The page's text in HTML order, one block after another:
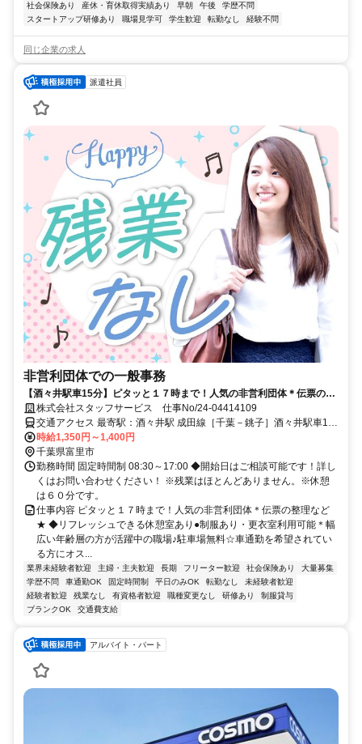
社会保険あり
産休・育休取得実績あり 早朝 午後
学歴不問
スタートアップ研修あり
職場見学可 学生歓迎 転勤なし 経験不問
同じ企業の求人
派遣社員
非営利団体での一般事務
【酒々井駅車15分】ピタッと１７時まで！人気の非営利団体＊伝票の整
理など★
株式会社スタッフサービス 仕事No/24-04414109
交通アクセス 最寄駅：酒々井駅 成田線［千葉－銚子］酒々井駅車15
分 車通勤可能
時給1,350円～1,400円
千葉県富里市
勤務時間 固定時間制 08:30～17:00 ◆開始日はご相談可能です！詳し
くはお問い合わせください！ ※残業はほとんどありません。※休憩
は６０分です。
仕事内容 ピタッと１７時まで！人気の非営利団体＊伝票の整理など
★ ◆リフレッシュできる休憩室あり●制服あり・更衣室利用可能＊幅
広い年齢層の方が活躍中の職場♪駐車場無料☆車通勤を希望されてい
る方にオス...
業界未経験者歓迎 主婦・主夫歓迎 長期 フリーター歓迎 社会保険あり
大量募集
学歴不問
車通勤OK 固定時間制 平日のみOK 転勤なし
未経験者歓迎
経験者歓迎
残業なし 有資格者歓迎 職種変更なし 研修あり
制服貸与
ブランクOK
交通費支給
アルバイト・パート